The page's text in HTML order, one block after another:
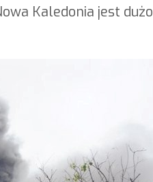
Kaledonia jest dużo